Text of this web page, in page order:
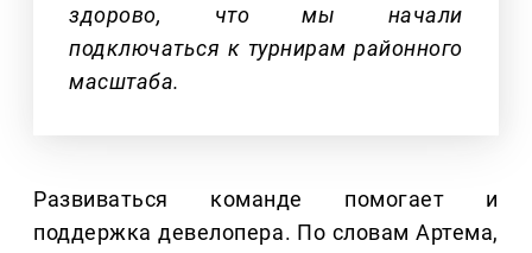
здорово, что мы начали
подключаться к турнирам районного
масштаба.
Развиваться команде помогает и
поддержка девелопера. По словам Артема,